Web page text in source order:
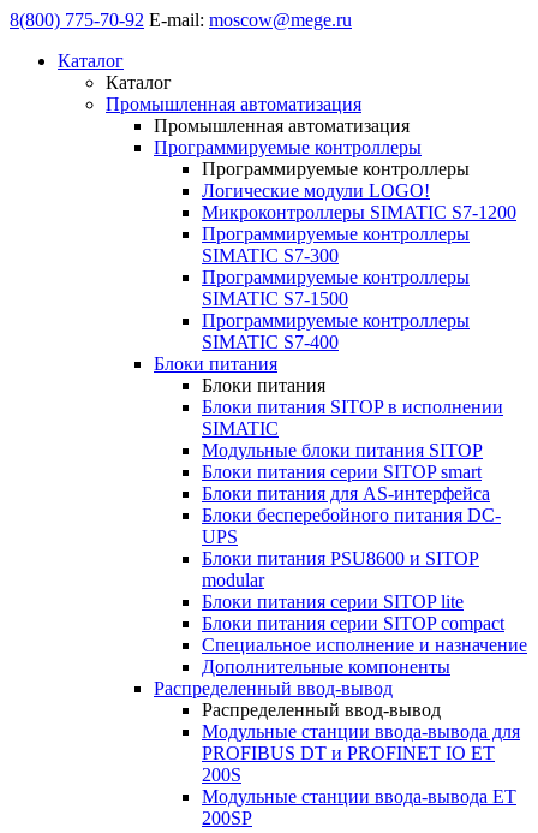
8(800) 775-70-92 E-mail: moscow@mege.ru
Каталог
Каталог
Промышленная автоматизация
Промышленная автоматизация
Программируемые контроллеры
Программируемые контроллеры
Логические модули LOGO!
Микроконтроллеры SIMATIC S7-1200
Программируемые контроллеры
SIMATIC S7-300
Программируемые контроллеры
SIMATIC S7-1500
Программируемые контроллеры
SIMATIC S7-400
Блоки питания
Блоки питания
Блоки питания SITOP в исполнении
SIMATIC
Модульные блоки питания SITOP
Блоки питания серии SITOP smart
Блоки питания для AS-интерфейса
Блоки бесперебойного питания DC-
UPS
Блоки питания PSU8600 и SITOP
modular
Блоки питания серии SITOP lite
Блоки питания серии SITOP compact
Специальное исполнение и назначение
Дополнительные компоненты
Распределенный ввод-вывод
Распределенный ввод-вывод
Модульные станции ввода-вывода для
PROFIBUS DT и PROFINET IO ET
200S
Модульные станции ввода-вывода ET
200SP